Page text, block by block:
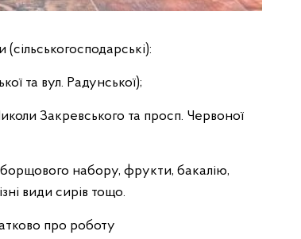
та вул. Радунської);
Закревського та просп. Червоної
набору, фрукти, бакалію,
види сирів тощо.
про роботу